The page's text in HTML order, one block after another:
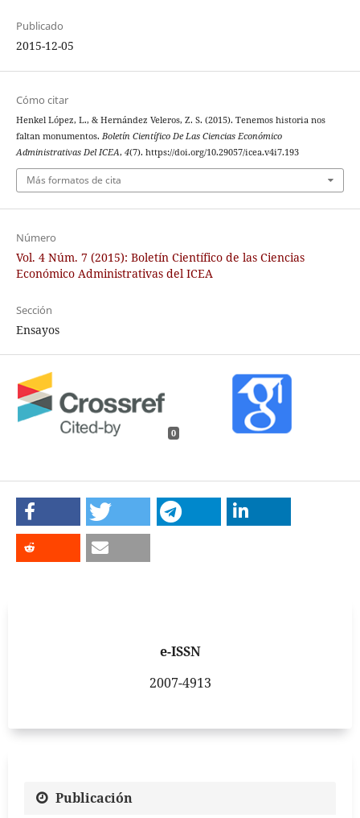
Publicado
2015-12-05
Cómo citar
Henkel López, L., & Hernández Veleros, Z. S. (2015). Tenemos historia nos
faltan monumentos. Boletín Científico De Las Ciencias Económico
Administrativas Del ICEA, 4(7). https://doi.org/10.29057/icea.v4i7.193
Más formatos de cita
Número
Vol. 4 Núm. 7 (2015): Boletín Científico de las Ciencias
Económico Administrativas del ICEA
Sección
Ensayos
0
e-ISSN
2007-4913
Publicación